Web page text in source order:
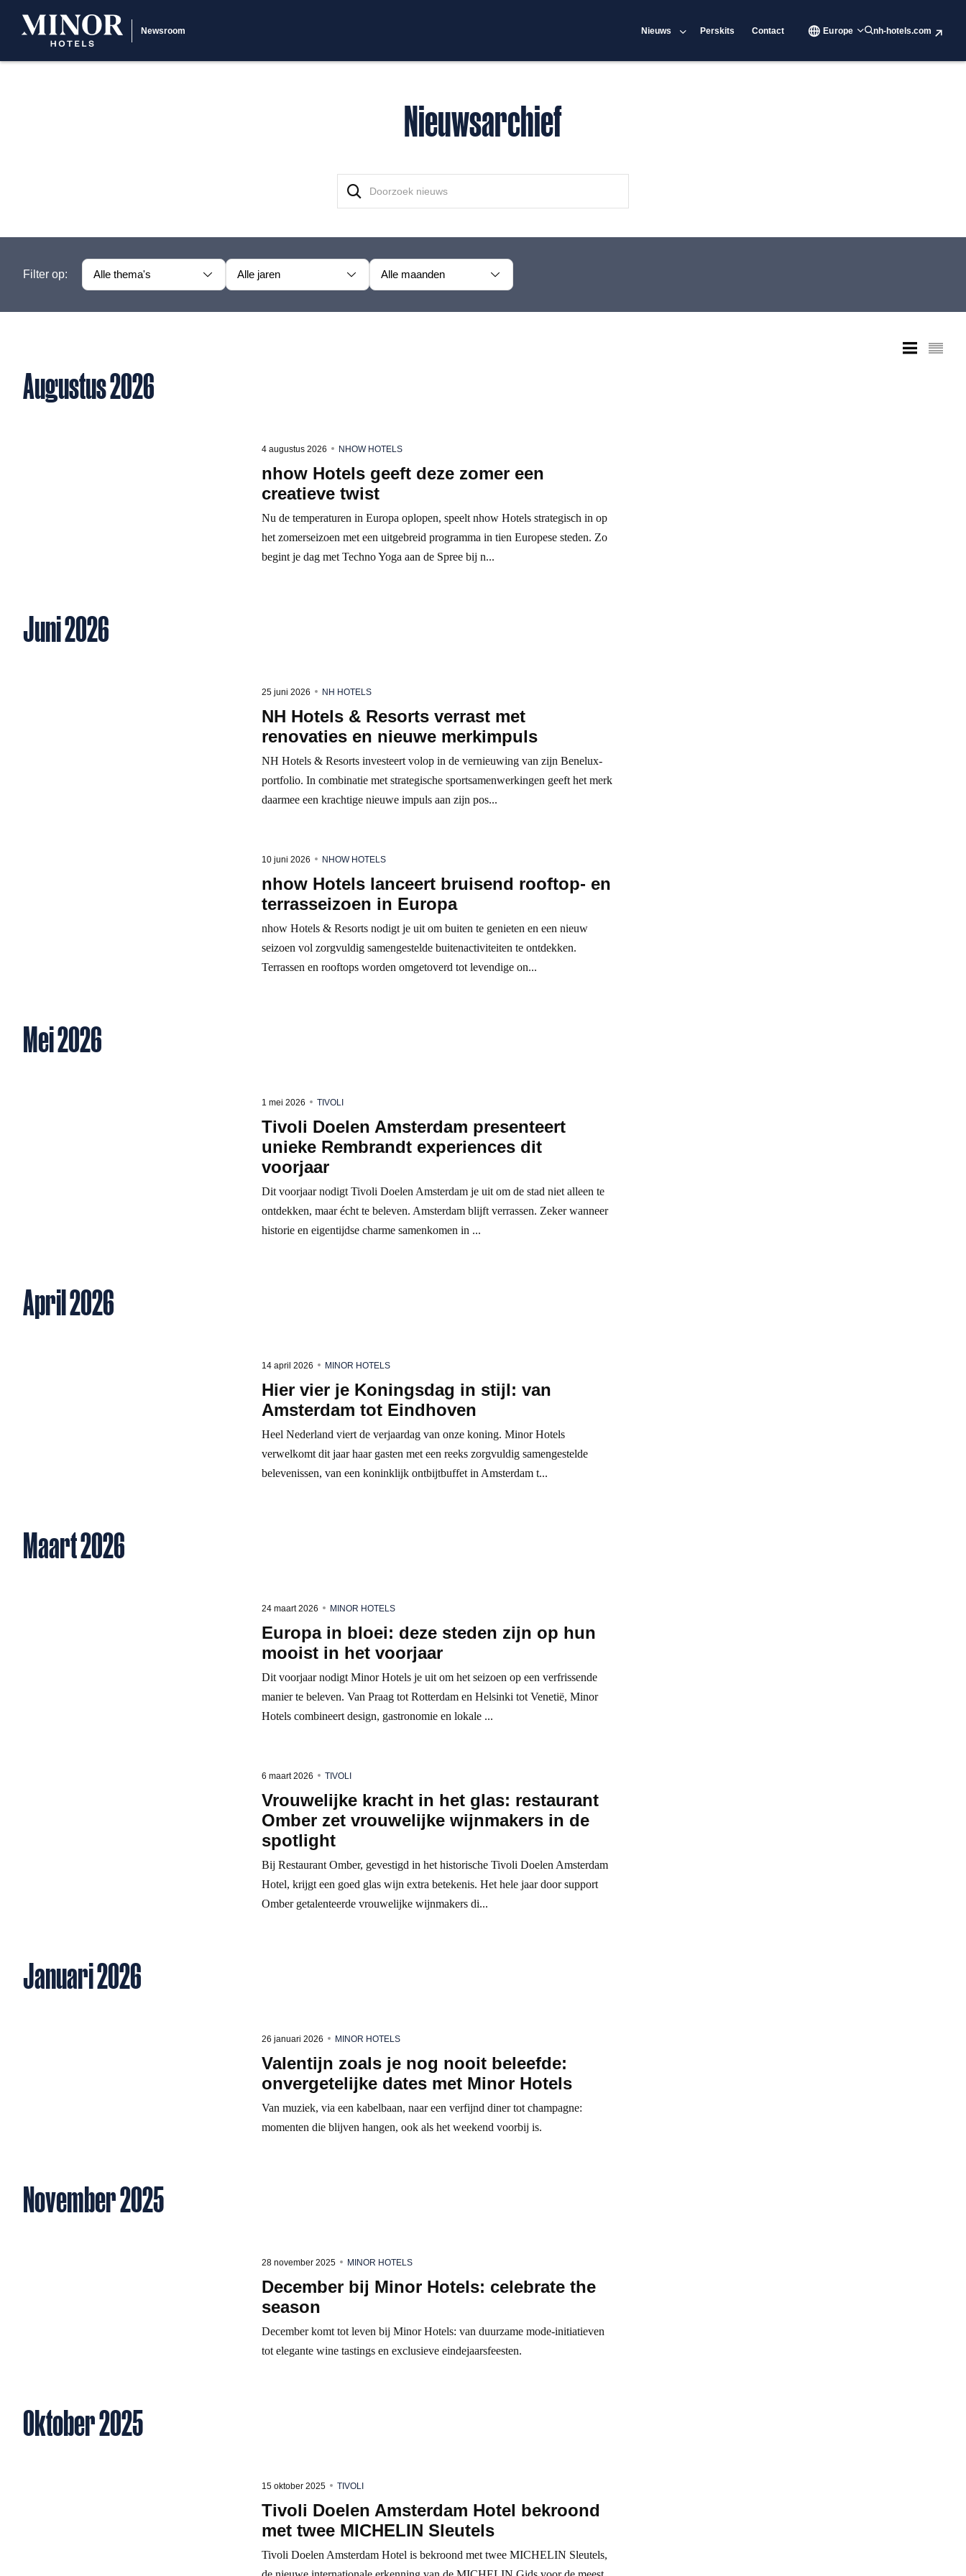
Newsroom Nieuws Perskits Contact Europe nh-hotels.com
Nieuwsarchief
Filter op: Alle thema's Alle jaren Alle maanden
Augustus 2026
4 augustus 2026 NHOW HOTELS
nhow Hotels geeft deze zomer een
creatieve twist
Nu de temperaturen in Europa oplopen, speelt nhow Hotels strategisch in op
het zomerseizoen met een uitgebreid programma in tien Europese steden. Zo
begint je dag met Techno Yoga aan de Spree bij n...
Juni 2026
25 juni 2026 NH HOTELS
NH Hotels & Resorts verrast met
renovaties en nieuwe merkimpuls
NH Hotels & Resorts investeert volop in de vernieuwing van zijn Benelux-
portfolio. In combinatie met strategische sportsamenwerkingen geeft het merk
daarmee een krachtige nieuwe impuls aan zijn pos...
10 juni 2026 NHOW HOTELS
nhow Hotels lanceert bruisend rooftop- en
terrasseizoen in Europa
nhow Hotels & Resorts nodigt je uit om buiten te genieten en een nieuw
seizoen vol zorgvuldig samengestelde buitenactiviteiten te ontdekken.
Terrassen en rooftops worden omgetoverd tot levendige on...
Mei 2026
1 mei 2026 TIVOLI
Tivoli Doelen Amsterdam presenteert
unieke Rembrandt experiences dit
voorjaar
Dit voorjaar nodigt Tivoli Doelen Amsterdam je uit om de stad niet alleen te
ontdekken, maar écht te beleven. Amsterdam blijft verrassen. Zeker wanneer
historie en eigentijdse charme samenkomen in ...
April 2026
14 april 2026 MINOR HOTELS
Hier vier je Koningsdag in stijl: van
Amsterdam tot Eindhoven
Heel Nederland viert de verjaardag van onze koning. Minor Hotels
verwelkomt dit jaar haar gasten met een reeks zorgvuldig samengestelde
belevenissen, van een koninklijk ontbijtbuffet in Amsterdam t...
Maart 2026
24 maart 2026 MINOR HOTELS
Europa in bloei: deze steden zijn op hun
mooist in het voorjaar
Dit voorjaar nodigt Minor Hotels je uit om het seizoen op een verfrissende
manier te beleven. Van Praag tot Rotterdam en Helsinki tot Venetië, Minor
Hotels combineert design, gastronomie en lokale ...
6 maart 2026 TIVOLI
Vrouwelijke kracht in het glas: restaurant
Omber zet vrouwelijke wijnmakers in de
spotlight
Bij Restaurant Omber, gevestigd in het historische Tivoli Doelen Amsterdam
Hotel, krijgt een goed glas wijn extra betekenis. Het hele jaar door support
Omber getalenteerde vrouwelijke wijnmakers di...
Januari 2026
26 januari 2026 MINOR HOTELS
Valentijn zoals je nog nooit beleefde:
onvergetelijke dates met Minor Hotels
Van muziek, via een kabelbaan, naar een verfijnd diner tot champagne:
momenten die blijven hangen, ook als het weekend voorbij is.
November 2025
28 november 2025 MINOR HOTELS
December bij Minor Hotels: celebrate the
season
December komt tot leven bij Minor Hotels: van duurzame mode-initiatieven
tot elegante wine tastings en exclusieve eindejaarsfeesten.
Oktober 2025
15 oktober 2025 TIVOLI
Tivoli Doelen Amsterdam Hotel bekroond
met twee MICHELIN Sleutels
Tivoli Doelen Amsterdam Hotel is bekroond met twee MICHELIN Sleutels,